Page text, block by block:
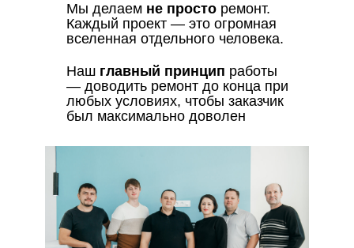
Мы делаем не просто ремонт.
Каждый проект — это огромная
вселенная отдельного человека.
Наш главный принцип работы
— доводить ремонт до конца при
любых условиях, чтобы заказчик
был максимально доволен